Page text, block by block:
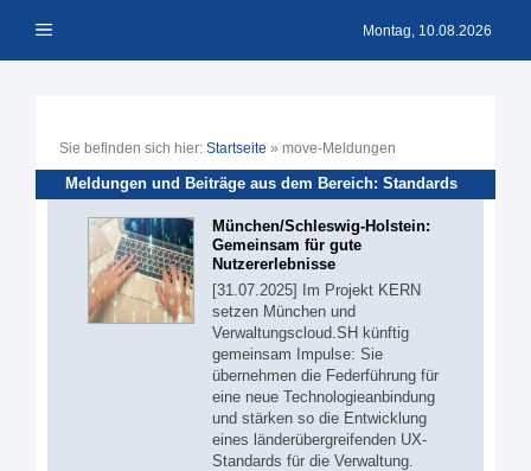
Inhalt Menü Montag, 10.08.2026
Sie befinden sich hier: Startseite » move-Meldungen
Meldungen und Beiträge aus dem Bereich: Standards
München/Schleswig-Holstein:
Gemeinsam für gute
Nutzererlebnisse
[31.07.2025] Im Projekt KERN
setzen München und
Verwaltungscloud.SH künftig
gemeinsam Impulse: Sie
übernehmen die Federführung für
eine neue Technologieanbindung
und stärken so die Entwicklung
eines länderübergreifenden UX-
Standards für die Verwaltung.